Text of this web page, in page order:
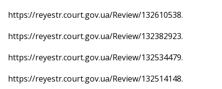
https://reyestr.court.gov.ua/Review/132610538.
https://reyestr.court.gov.ua/Review/132382923.
https://reyestr.court.gov.ua/Review/132534479.
https://reyestr.court.gov.ua/Review/132514148.